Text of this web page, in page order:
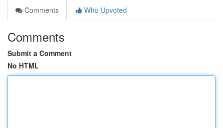
Comments
Who Upvoted
Comments
Submit a Comment
No HTML